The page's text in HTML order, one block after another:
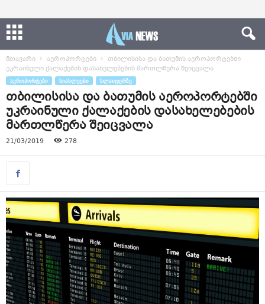
მთავარი აეროპორტები
თბილისისა და ბათუმის აეროპორტებში
უკრაინული ქალაქების დასახელებების მართლწერა შეიცვალა
ᲐᲔᲠᲝᲞᲝᲠᲢᲔᲑᲘ ᲡᲘᲐᲮᲚᲔᲔᲑᲘ ᲡᲚᲐᲘᲓᲔᲠᲖᲔ
თბილისისა და ბათუმის აეროპორტებში
უკრაინული ქალაქების დასახელებების
მართლწერა შეიცვალა
21/03/2019 278